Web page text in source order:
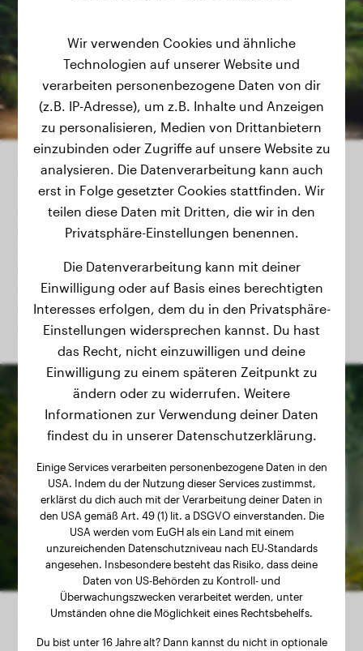
Canicross
Canicross ist eine Form des Geländelaufs, bei der der
Hund und der Halter durch eine Leine verbunden sind
Fitness beider, stärkt die Bindung und trainiert den
Gehorsam des Hundes in einer dynamischen Umgebung.
Es ist ein idealer Sport für energiereiche Hunde, die viel
Bewegung benötigen.
Bikejöring
Wir verwenden Cookies und ähnliche
Technologien auf unserer Website und
verarbeiten personenbezogene Daten von dir
(z.B. IP-Adresse), um z.B. Inhalte und Anzeigen
zu personalisieren, Medien von Drittanbietern
einzubinden oder Zugriffe auf unsere Website zu
analysieren. Die Datenverarbeitung kann auch
erst in Folge gesetzter Cookies stattfinden. Wir
teilen diese Daten mit Dritten, die wir in den
Privatsphäre-Einstellungen benennen.
Die Datenverarbeitung kann mit deiner
Einwilligung oder auf Basis eines berechtigten
Interesses erfolgen, dem du in den Privatsphäre-
Einstellungen widersprechen kannst. Du hast
das Recht, nicht einzuwilligen und deine
Einwilligung zu einem späteren Zeitpunkt zu
ändern oder zu widerrufen. Weitere
Informationen zur Verwendung deiner Daten
findest du in unserer Datenschutzerklärung.
Einige Services verarbeiten personenbezogene Daten in den
USA. Indem du der Nutzung dieser Services zustimmst,
erklärst du dich auch mit der Verarbeitung deiner Daten in
den USA gemäß Art. 49 (1) lit. a DSGVO einverstanden. Die
USA werden vom EuGH als ein Land mit einem
unzureichenden Datenschutzniveau nach EU-Standards
angesehen. Insbesondere besteht das Risiko, dass deine
Daten von US-Behörden zu Kontroll- und
Überwachungszwecken verarbeitet werden, unter
Umständen ohne die Möglichkeit eines Rechtsbehelfs.
Du bist unter 16 Jahre alt? Dann kannst du nicht in optionale